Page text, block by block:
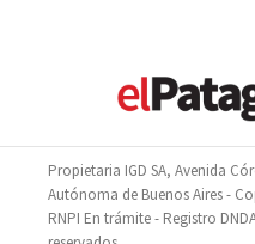
Propietaria IGD SA, Avenida
Autónoma de Buenos Aires -
RNPI En trámite - Registro